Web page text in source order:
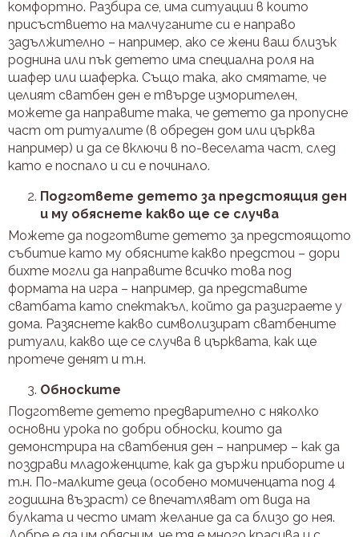
комфортно. Разбира се, има ситуации в които
присъствието на малчуганите си е направо
задължително – например, ако се жени ваш близък
роднина или пък детето има специална роля на
шафер или шаферка. Също така, ако смятате, че
целият сватбен ден е твърде изморителен,
можете да направите така, че детето да пропусне
част от ритуалите (в обреден дом или църква
например) и да се включи в по-веселата част, след
като е поспало и си е починало.
Подгответе детето за предстоящия ден
и му обяснете какво ще се случва
Можете да подготвите детето за предстоящото
събитие като му обясните какво предстои – дори
бихте могли да направите всичко това под
формата на игра – например, да представите
сватбата като спектакъл, който да разиграете у
дома. Разяснете какво символизират сватбените
ритуали, какво ще се случва в църквата, как ще
протече денят и т.н.
Обноските
Подгответе детето предварително с няколко
основни урока по добри обноски, които да
демонстрира на сватбения ден – например – как да
поздрави младоженците, как да държи приборите и
т.н. По-малките деца (особено момиченцата под 4
годишна възраст) се впечатляват от вида на
булката и често имат желание да са близо до нея.